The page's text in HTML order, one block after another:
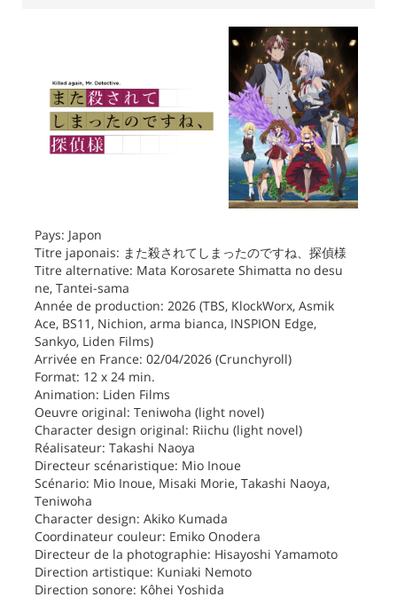
Pays: Japon
Titre japonais: また殺されてしまったのですね、探偵様
Titre alternative: Mata Korosarete Shimatta no desu
ne, Tantei-sama
Année de production: 2026 (TBS, KlockWorx, Asmik
Ace, BS11, Nichion, arma bianca, INSPION Edge,
Sankyo, Liden Films)
Arrivée en France: 02/04/2026 (Crunchyroll)
Format: 12 x 24 min.
Animation: Liden Films
Oeuvre original: Teniwoha (light novel)
Character design original: Riichu (light novel)
Réalisateur: Takashi Naoya
Directeur scénaristique: Mio Inoue
Scénario: Mio Inoue, Misaki Morie, Takashi Naoya,
Teniwoha
Character design: Akiko Kumada
Coordinateur couleur: Emiko Onodera
Directeur de la photographie: Hisayoshi Yamamoto
Direction artistique: Kuniaki Nemoto
Direction sonore: Kôhei Yoshida